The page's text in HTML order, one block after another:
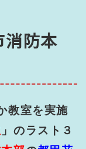
消防本
教室を実施
」のラスト３